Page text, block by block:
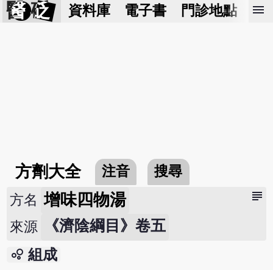
醫 砭 資料庫 電子書 門診地點 預
menu
方劑大全 注音 搜尋
subject
方名 增味四物湯
來源 《濟陰綱目》卷五
bubble_chart 組成